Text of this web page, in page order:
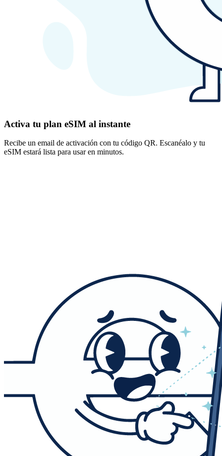
Activa tu plan eSIM al instante
Recibe un email de activación con tu código QR. Escanéalo y tu
eSIM estará lista para usar en minutos.